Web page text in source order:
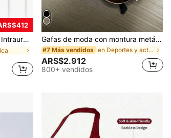
11, Smartphones, Laptops, Computadoras, Ideal para Juegos de PC, Imprescindible Gafas de moda con montura metálica ovalada/poligonal (media montura), adecuadas para uso diario y actividades al aire libre
#7 Más vendidos en Deportes y actividades al aire libre
ARS$2.912
800+ vendidos